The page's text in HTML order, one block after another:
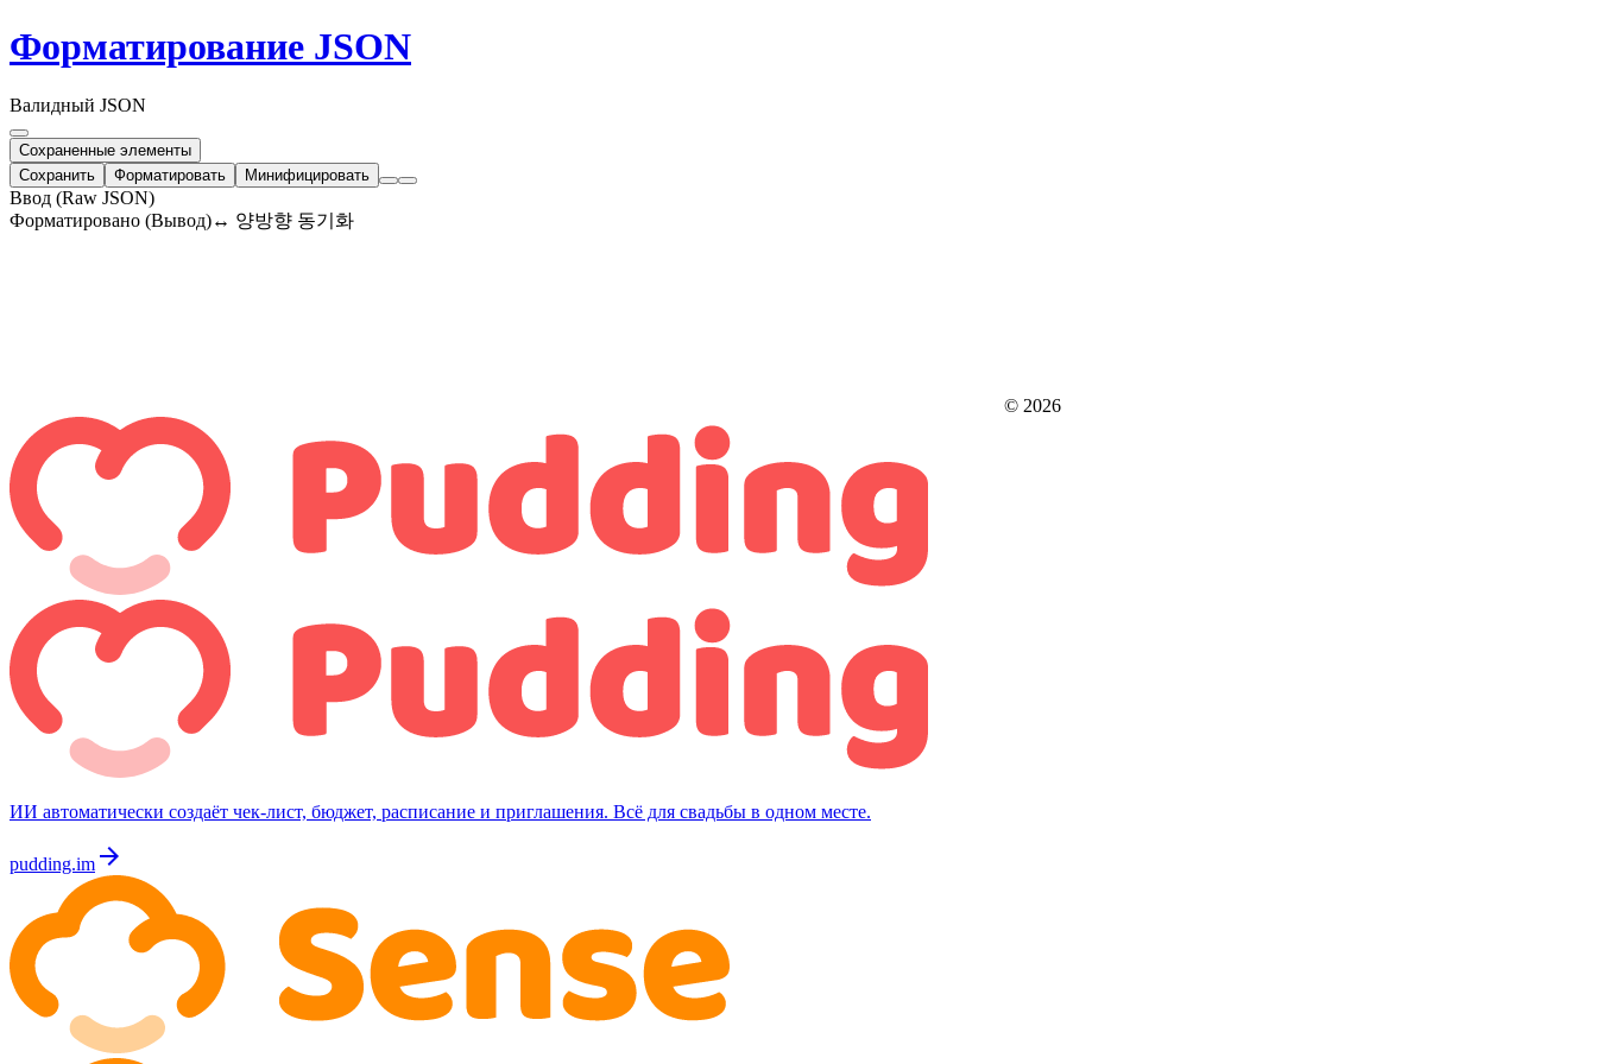
Форматирование JSON
Валидный JSON
Сохраненные элементы
Сохранить
Форматировать Минифицировать
Ввод (Raw JSON)
Форматировано (Вывод)↔ 양방향 동기화
© 2026
ИИ автоматически создаёт чек-лист, бюджет, расписание и приглашения. Всё для свадьбы в одном месте.
pudding.im arrow_forward